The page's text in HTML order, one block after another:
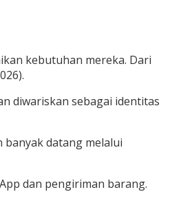
kebutuhan mereka. Dari
diwariskan sebagai identitas
datang melalui
dan pengiriman barang.